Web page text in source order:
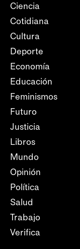
Ciencia
Cotidiana
Cultura
Deporte
Economía
Educación
Feminismos
Futuro
Justicia
Libros
Mundo
Opinión
Política
Salud
Trabajo
Verifica